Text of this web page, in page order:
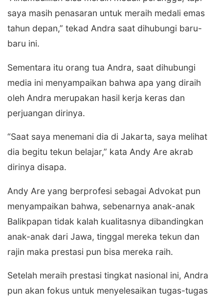
saya masih penasaran untuk meraih medali emas
tahun depan,” tekad Andra saat dihubungi baru-
baru ini.
Sementara itu orang tua Andra, saat dihubungi
media ini menyampaikan bahwa apa yang diraih
oleh Andra merupakan hasil kerja keras dan
perjuangan dirinya.
“Saat saya menemani dia di Jakarta, saya melihat
dia begitu tekun belajar,” kata Andy Are akrab
dirinya disapa.
Andy Are yang berprofesi sebagai Advokat pun
menyampaikan bahwa, sebenarnya anak-anak
Balikpapan tidak kalah kualitasnya dibandingkan
anak-anak dari Jawa, tinggal mereka tekun dan
rajin maka prestasi pun bisa mereka raih.
Setelah meraih prestasi tingkat nasional ini, Andra
pun akan fokus untuk menyelesaikan tugas-tugas